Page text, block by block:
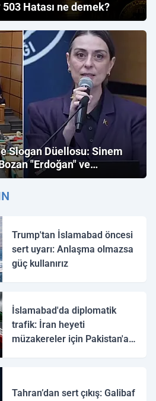
Hatası ne demek?
Slogan Düellosu: Sinem
"Erdoğan" ve
Trump'tan İslamabad öncesi
sert uyarı: Anlaşma olmazsa
güç kullanırız
İslamabad'da diplomatik
trafik: İran heyeti
müzakereler için Pakistan'a
Tahran’dan sert çıkış: Galibaf